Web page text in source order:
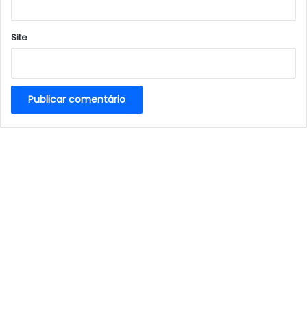
Site